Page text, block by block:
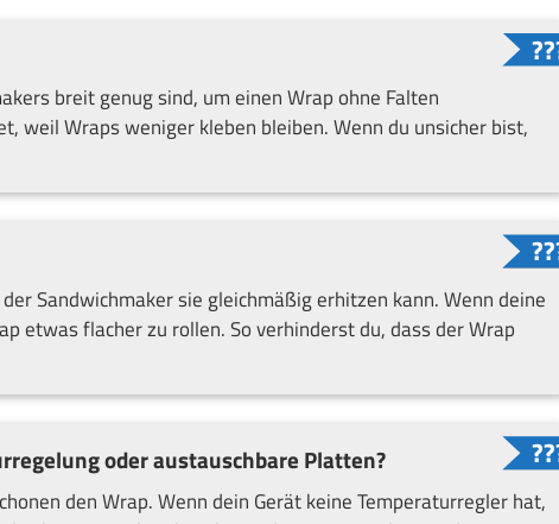
breit genug sind, um einen Wrap ohne Falten
weil Wraps weniger kleben bleiben. Wenn du unsicher bist,
Sandwichmaker sie gleichmäßig erhitzen kann. Wenn deine
etwas flacher zu rollen. So verhinderst du, dass der Wrap
oder austauschbare Platten?
den Wrap. Wenn dein Gerät keine Temperaturregler hat,